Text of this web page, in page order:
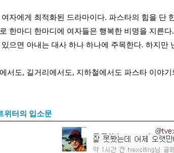
자에게 최적화된 드라마이다. 파스타의 힘을 단
한마디 한마디에 여자들은 행복한 비명을 지른
으면 아내는 대사 하나 하나에 주목한다. 하지
서도, 길거리에서도, 지하철에서도 파스타 이야
위터의 입소문